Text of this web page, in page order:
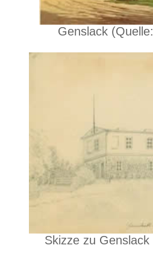
Genslack
Skizze zu